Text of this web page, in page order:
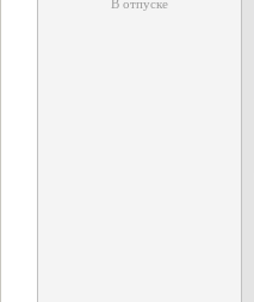
В отпуске